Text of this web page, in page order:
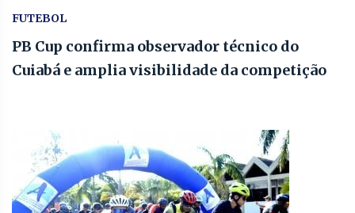
FUTEBOL
PB Cup confirma observador técnico do
Cuiabá e amplia visibilidade da competição